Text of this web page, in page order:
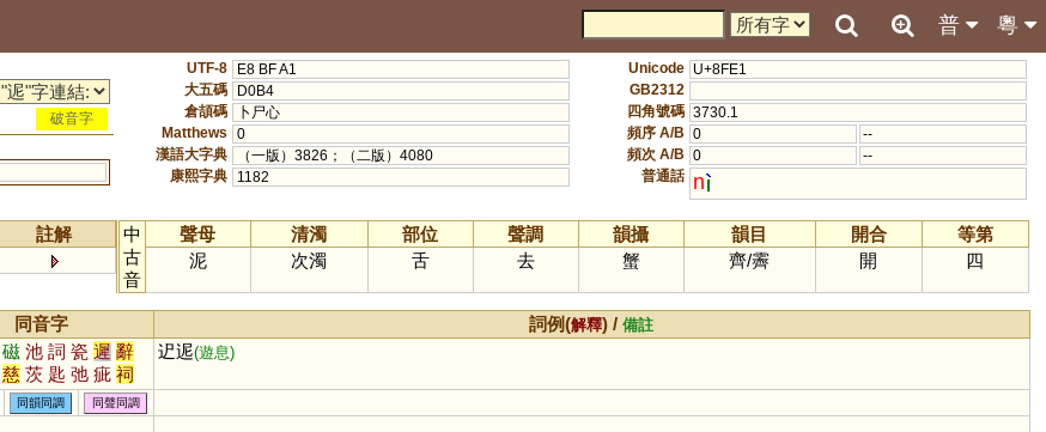
粵
普
破音字
UTF-8
E8 BF A1
大五碼
D0B4
倉頡碼
卜尸心
Matthews
0
漢語大字典
（一版）3826；（二版）4080
康熙字典
1182
Unicode U+8FE1
GB2312
四角號碼 3730.1
頻序 A/B 0
--
頻次 A/B 0
--
普通話 n
註解
中
古
音
聲母 清濁 部位 聲調 韻攝 韻目 開合
等第
泥
次濁 舌 去 蟹 齊/霽 開 四
同音字 詞例(解釋) /備註
磁 池 詞 瓷 遲 辭
慈 茨 匙 弛 疵 祠
薺 泜 踟 餈 茈 鶿
坻 荎 蚳 箈 箎 篪
迉迡(遊息)
同韻同調 同聲同調